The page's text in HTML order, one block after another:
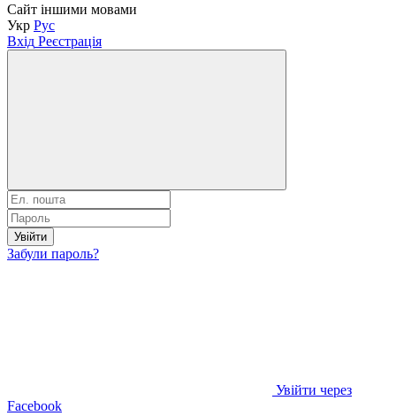
Сайт іншими мовами
Укр Рус
Вхід Реєстрація
Увійти
Забули пароль?
Увійти через
Facebook